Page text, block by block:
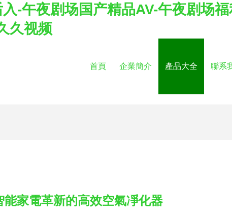
-午夜剧场国产精品AV-午夜剧场
久视频
首頁 企業簡介 產品大全 聯系
家電革新的高效空氣凈化器